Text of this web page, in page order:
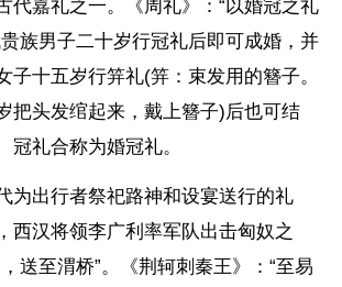
代嘉礼之一。《周礼》：“以婚冠之礼
族男子二十岁行冠礼后即可成婚，并
子十五岁行笄礼(笄：束发用的簪子。
把头发绾起来，戴上簪子)后也可结
冠礼合称为婚冠礼。
为出行者祭祀路神和设宴送行的礼
西汉将领李广利率军队出击匈奴之
送至渭桥”。《荆轲刺秦王》：“至易